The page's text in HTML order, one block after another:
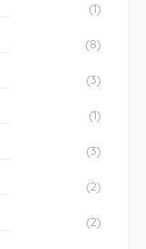
(1)
(8)
(3)
(1)
(3)
(2)
(2)